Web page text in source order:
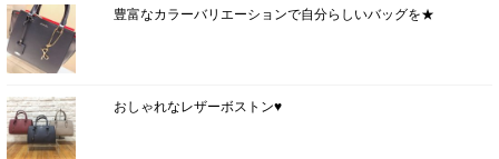
豊富なカラーバリエーションで自分らしいバッグを★
おしゃれなレザーボストン♥